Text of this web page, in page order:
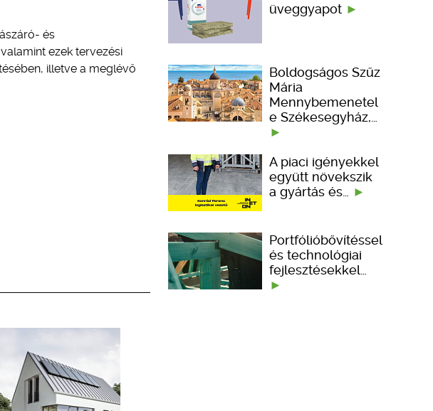
és
ezek tervezési
illetve a meglévő
üveggyapot
Boldogságos Szűz
Mária
Mennybemenetel
e Székesegyház,…
A piaci igényekkel
együtt növekszik
a gyártás és…
Portfólióbővítéssel
és technológiai
fejlesztésekkel…